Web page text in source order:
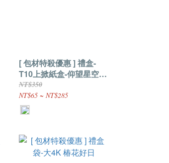
[ 包材特殺優惠 ] 禮盒-
T10上掀紙盒-仰望星空
原裝10入(內有分裝規格)
NT$350
NT$65 ~ NT$285